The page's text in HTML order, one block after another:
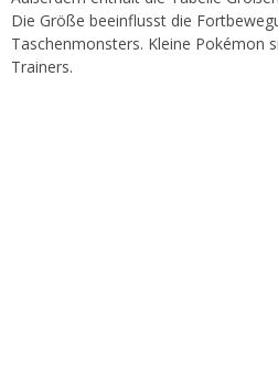
Die Größe beeinflusst die
Taschenmonsters. Kleine Pokémon
Trainers.